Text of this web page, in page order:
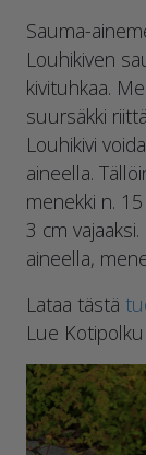
Sauma-
Louhikiven
kivituhkaa.
suursäkki
Louhikivi
aineella.
menekki n.
3 cm
aineella,
Lataa tästä
Lue